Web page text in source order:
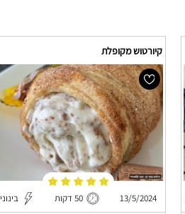
קיורטוש מקופלת
13/5/2024 50 דקות בינוני